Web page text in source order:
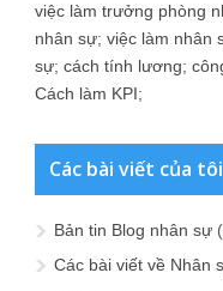
việc làm trưởng phòng
nhân sự; việc làm nhân
sự; cách tính lương;
Cách làm KPI;
Các bài viết của tôi
Bản tin Blog nhân sự
Các bài viết về Nhân